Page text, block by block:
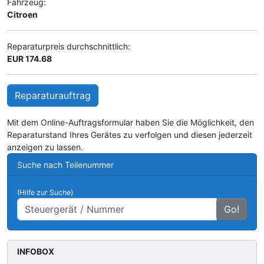
Fahrzeug:
Citroen
Reparaturpreis durchschnittlich:
EUR 174.68
Reparaturauftrag
Mit dem Online-Auftragsformular haben Sie die Möglichkeit, den
Reparaturstand Ihres Gerätes zu verfolgen und diesen jederzeit
anzeigen zu lassen.
Suche nach Teilenummer
(Hilfe zur Suche)
Go!
INFOBOX